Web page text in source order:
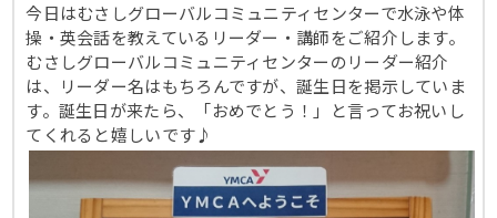
今日はむさしグローバルコミュニティセンターで水泳や体
操・英会話を教えているリーダー・講師をご紹介します。
むさしグローバルコミュニティセンターのリーダー紹介
は、リーダー名はもちろんですが、誕生日を掲示していま
す。誕生日が来たら、「おめでとう！」と言ってお祝いし
てくれると嬉しいです♪